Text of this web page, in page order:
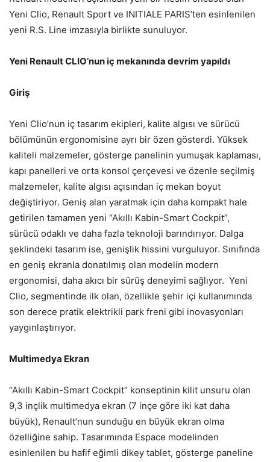
Yeni Clio, Renault Sport ve INITIALE PARIS’ten esinlenilen
yeni R.S. Line imzasıyla birlikte sunuluyor.
Yeni Renault CLIO’nun iç mekanında devrim yapıldı
Giriş
Yeni Clio’nun iç tasarım ekipleri, kalite algısı ve sürücü
bölümünün ergonomisine ayrı bir özen gösterdi. Yüksek
kaliteli malzemeler, gösterge panelinin yumuşak kaplaması,
kapı panelleri ve orta konsol çerçevesi ve özenle seçilmiş
malzemeler, kalite algısı açısından iç mekan boyut
değiştiriyor. Geniş alan yaratmak için daha kompakt hale
getirilen tamamen yeni “Akıllı Kabin-Smart Cockpit”,
sürücü odaklı ve daha fazla teknoloji barındırıyor. Dalga
şeklindeki tasarım ise, genişlik hissini vurguluyor. Sınıfında
en geniş ekranla donatılmış olan modelin modern
ergonomisi, daha akıcı bir sürüş deneyimi sağlıyor. Yeni
Clio, segmentinde ilk olan, özellikle şehir içi kullanımında
son derece pratik elektrikli park freni gibi inovasyonları
yaygınlaştırıyor.
Multimedya Ekran
“Akıllı Kabin-Smart Cockpit” konseptinin kilit unsuru olan
9,3 inçlik multimedya ekran (7 inçe göre iki kat daha
büyük), Renault’nun sunduğu en büyük ekran olma
özelliğine sahip. Tasarımında Espace modelinden
esinlenilen bu hafif eğimli dikey tablet, gösterge paneline